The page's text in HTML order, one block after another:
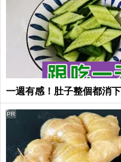
一週有感！肚子整個都消
PR